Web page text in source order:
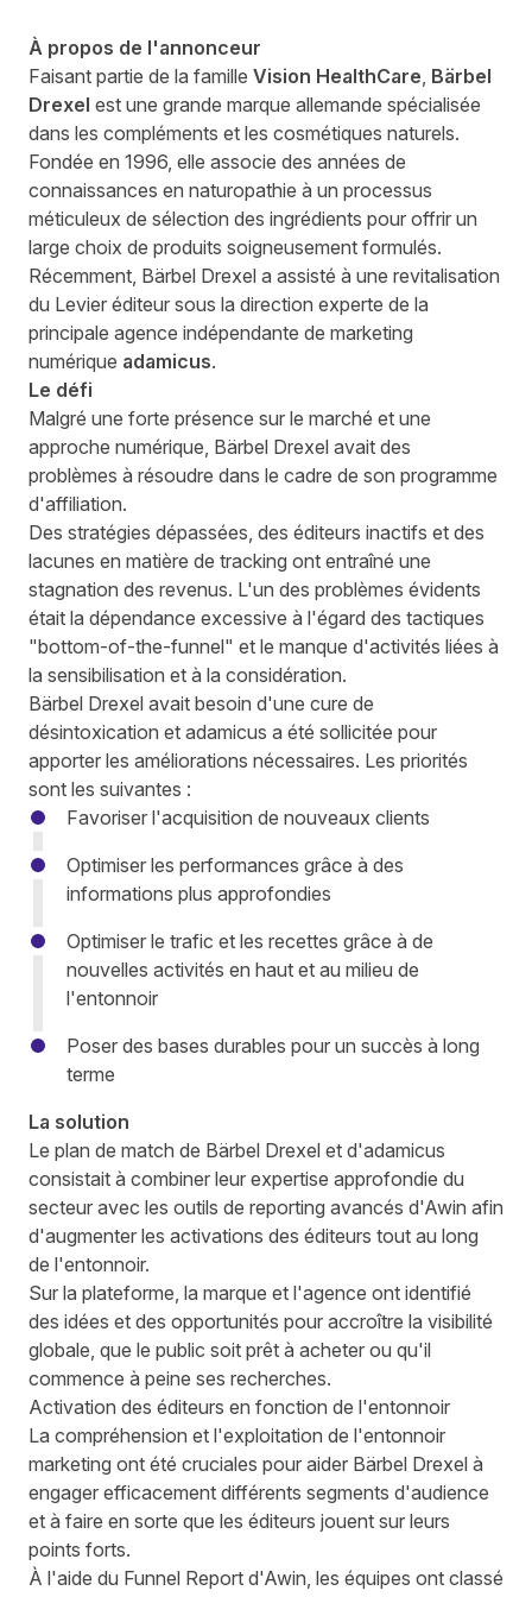
À propos de l'annonceur
Faisant partie de la famille Vision HealthCare, Bärbel
Drexel est une grande marque allemande spécialisée
dans les compléments et les cosmétiques naturels.
Fondée en 1996, elle associe des années de
connaissances en naturopathie à un processus
méticuleux de sélection des ingrédients pour offrir un
large choix de produits soigneusement formulés.
Récemment, Bärbel Drexel a assisté à une revitalisation
du Levier éditeur sous la direction experte de la
principale agence indépendante de marketing
numérique adamicus.
Le défi
Malgré une forte présence sur le marché et une
approche numérique, Bärbel Drexel avait des
problèmes à résoudre dans le cadre de son programme
d'affiliation.
Des stratégies dépassées, des éditeurs inactifs et des
lacunes en matière de tracking ont entraîné une
stagnation des revenus. L'un des problèmes évidents
était la dépendance excessive à l'égard des tactiques
"bottom-of-the-funnel" et le manque d'activités liées à
la sensibilisation et à la considération.
Bärbel Drexel avait besoin d'une cure de
désintoxication et adamicus a été sollicitée pour
apporter les améliorations nécessaires. Les priorités
sont les suivantes :
Favoriser l'acquisition de nouveaux clients
Optimiser les performances grâce à des
informations plus approfondies
Optimiser le trafic et les recettes grâce à de
nouvelles activités en haut et au milieu de
l'entonnoir
Poser des bases durables pour un succès à long
terme
La solution
Le plan de match de Bärbel Drexel et d'adamicus
consistait à combiner leur expertise approfondie du
secteur avec les outils de reporting avancés d'Awin afin
d'augmenter les activations des éditeurs tout au long
de l'entonnoir.
Sur la plateforme, la marque et l'agence ont identifié
des idées et des opportunités pour accroître la visibilité
globale, que le public soit prêt à acheter ou qu'il
commence à peine ses recherches.
Activation des éditeurs en fonction de l'entonnoir
La compréhension et l'exploitation de l'entonnoir
marketing ont été cruciales pour aider Bärbel Drexel à
engager efficacement différents segments d'audience
et à faire en sorte que les éditeurs jouent sur leurs
points forts.
À l'aide du Funnel Report d'Awin, les équipes ont classé